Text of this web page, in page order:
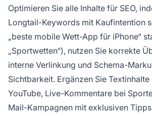
Optimieren Sie alle Inhalte für SEO,
Longtail-Keywords mit Kaufintention
„beste mobile Wett-App für iPhone“
„Sportwetten“), nutzen Sie korrekte
interne Verlinkung und Schema-
Sichtbarkeit. Ergänzen Sie
YouTube, Live-Kommentare bei
Mail-Kampagnen mit exklusiven